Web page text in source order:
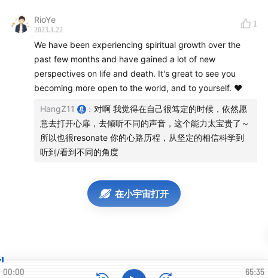
13:54 Catherine第一次在催眠的过程中回忆起自己的两个
前生，Dr. Weiss不知道是否应该相信
Catherine在催眠回忆自己的前生的过程中，疗愈现
在生活中的恐惧
Masters圣贤/圣人通过Catherine向Dr.Weiss传递信
息和智慧
Masters圣贤对于重生，轮回，生命的意义的诠释
RioYe
2023.1.22
1
We have been experiencing spiritual growth over the
past few months and have gained a lot of new
perspectives on life and death. It's great to see you
becoming more open to the world, and to yourself. ❤️
HangZ11 : 对啊 我觉得在自己很笃定的时候，依然愿
意去打开心扉，去倾听不同的声音，这个能力太宝贵了～
所以也很resonate 你的心路历程，从坚定的相信科学到
听到/看到不同的角度
在小宇宙打开
00:00 65:35